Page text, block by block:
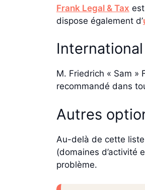
Frank Legal & Tax
dispose également d’
M. Friedrich « Sam »
recommandé dans
Autres
Au-delà de cette
(domaines d’activité
problème.